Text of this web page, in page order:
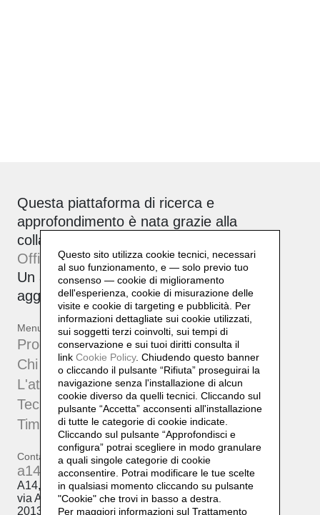
Questa piattaforma di ricerca e
approfondimento è nata grazie alla
collaborazione tra Daniela Lorenzi e
Officinebit.ch.
Un archivio attivo, corale e sempre in
aggiornamento.
Menu
Progetti
Chi sono
L'atelier
Tecniche
Timeline
Contatti
a14@a14.br.com
A14, Daniela Lorenzi
via Arcivescovo Romilli, 15
20139 Milano
Questo sito utilizza cookie tecnici, necessari
al suo funzionamento, e — solo previo tuo
consenso — cookie di miglioramento
dell'esperienza, cookie di misurazione delle
visite e cookie di targeting e pubblicità. Per
informazioni dettagliate sui cookie utilizzati,
sui soggetti terzi coinvolti, sui tempi di
conservazione e sui tuoi diritti consulta il
link Cookie Policy. Chiudendo questo banner
o cliccando il pulsante “Rifiuta” proseguirai la
navigazione senza l'installazione di alcun
cookie diverso da quelli tecnici. Cliccando sul
pulsante “Accetta” acconsenti all'installazione
di tutte le categorie di cookie indicate.
Cliccando sul pulsante “Approfondisci e
configura” potrai scegliere in modo granulare
a quali singole categorie di cookie
acconsentire. Potrai modificare le tue scelte
in qualsiasi momento cliccando su pulsante
"Cookie" che trovi in basso a destra.
Per maggiori informazioni sul Trattamento